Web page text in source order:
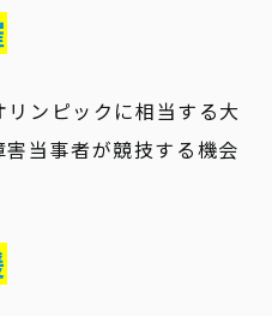
ンピックに相当する大
当事者が競技する機会